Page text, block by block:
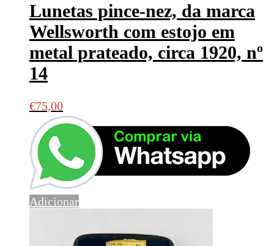
Lunetas pince-nez, da marca
Wellsworth com estojo em
metal prateado, circa 1920, nº
14
€75,00
Adicionar